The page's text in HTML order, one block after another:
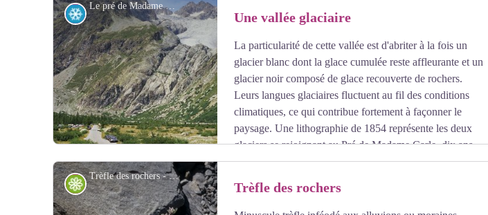
Voir l'image en plein écran
singulier aux paysages des fonds de vallées glacières. Ils sont avantageusement mis en valeurs
depuis les sommets ou les verrous glaciaires environnants.
Le pré de Madame Carle et le glacier Blanc - PNE
Glacier Une vallée glaciaire
La particularité de cette vallée est d'abriter à la fois un
glacier blanc dont la glace cumulée reste affleurante et un
glacier noir composé de glace recouverte de rochers.
Leurs langues glaciaires fluctuent au fil des conditions
climatiques, ce qui contribue fortement à façonner le
paysage. Une lithographie de 1854 représente les deux
glaciers se rejoignant au Pré de Madame Carle, dix ans
avant la première ascension de la Barre des Ecrins. Le glacier Blanc a perdu plus de 2
kilomètres de longueur entre 1885 et les années 2000.
Trèfle des rochers - PNE - Nicolas Marie-Geneviève
Flore Trèfle des rochers